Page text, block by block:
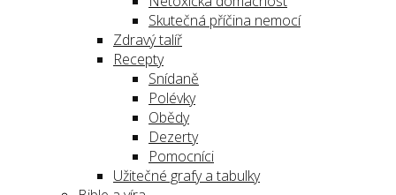
Skutečná příčina nemocí
Zdravý talíř
Recepty
Snídaně
Polévky
Obědy
Dezerty
Pomocníci
Užitečné grafy a tabulky